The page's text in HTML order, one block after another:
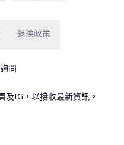
退換政策
問
及IG，以接收最新資訊。